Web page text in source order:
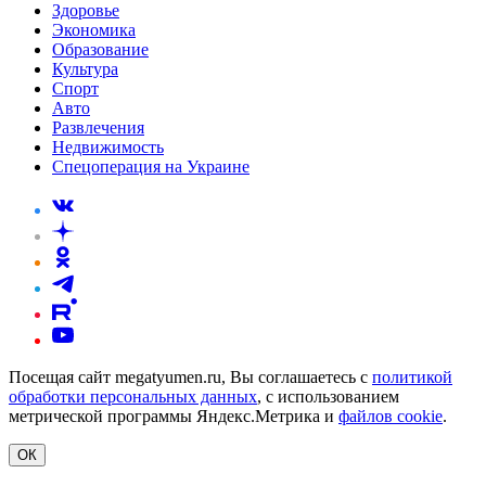
Здоровье
Экономика
Образование
Культура
Спорт
Авто
Развлечения
Недвижимость
Спецоперация на Украине
Посещая сайт megatyumen.ru, Вы соглашаетесь с политикой
обработки персональных данных, с использованием
метрической программы Яндекс.Метрика и файлов cookie.
ОК